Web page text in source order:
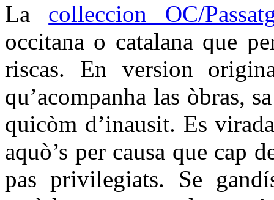
La colleccion OC/
occitana o catalana que
riscas. En version
qu’acompanha las òbras,
quicòm d’inausit. Es
aquò’s per causa que cap
pas privilegiats. Se